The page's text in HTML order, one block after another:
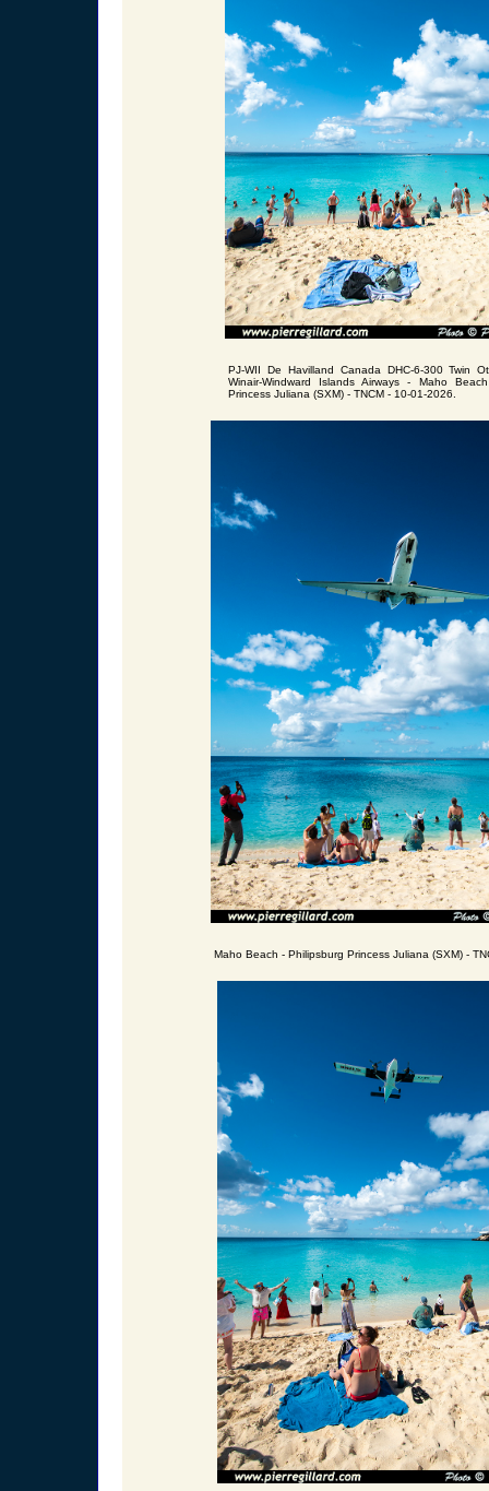
PJ-WII De Havilland Canada DHC-6-300 Twin
Winair-Windward Islands Airways - Maho
Princess Juliana (SXM) - TNCM - 10-01-2026.
Maho Beach - Philipsburg Princess Juliana (SXM) -